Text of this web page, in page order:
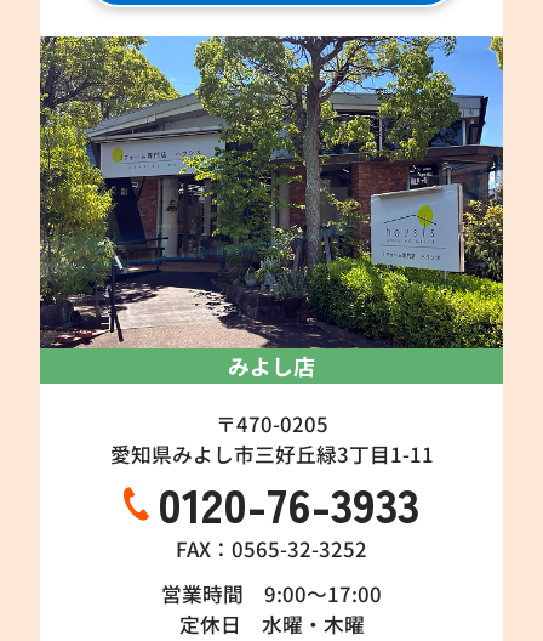
みよし店
〒470-0205
愛知県みよし市三好丘緑3丁目1-11
0120-76-3933
FAX：0565-32-3252
営業時間 9:00～17:00
定休日 水曜・木曜